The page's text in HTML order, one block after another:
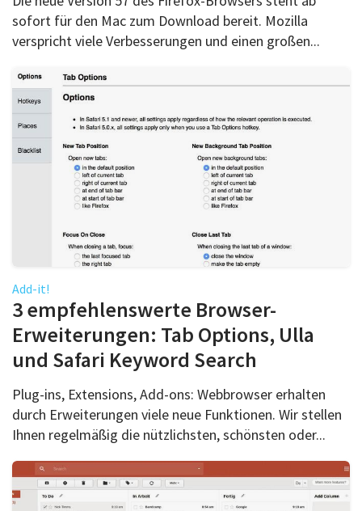
sofort für den Mac zum Download bereit. Mozilla
verspricht viele Verbesserungen und einen großen...
Add-it!
3 empfehlenswerte Browser-
Erweiterungen: Tab Options, Ulla
und Safari Keyword Search
Plug-ins, Extensions, Add-ons: Webbrowser erhalten
durch Erweiterungen viele neue Funktionen. Wir stellen
Ihnen regelmäßig die nützlichsten, schönsten oder...